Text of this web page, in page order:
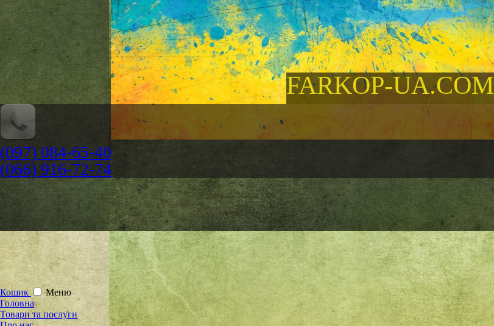
FARKOP-UA.COM
(097) 084-65-40
(066) 916-72-74
Кошик
Меню
Головна
Товари та послуги